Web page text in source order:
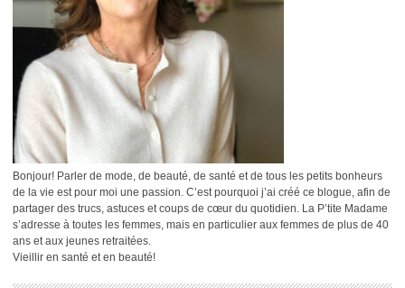
Bonjour! Parler de mode, de beauté, de santé et de tous les petits bonheurs
de la vie est pour moi une passion. C’est pourquoi j’ai créé ce blogue, afin de
partager des trucs, astuces et coups de cœur du quotidien. La P’tite Madame
s’adresse à toutes les femmes, mais en particulier aux femmes de plus de 40
ans et aux jeunes retraitées.
Vieillir en santé et en beauté!